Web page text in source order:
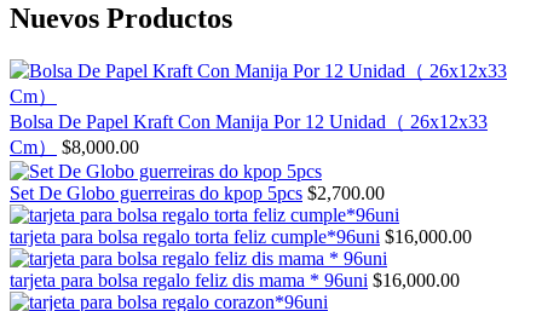
Nuevos Productos
Bolsa De Papel Kraft Con Manija Por 12 Unidad（ 26x12x33
Cm）
$8,000.00
Set De Globo guerreiras do kpop 5pcs $2,700.00
tarjeta para bolsa regalo torta feliz cumple*96uni $16,000.00
tarjeta para bolsa regalo feliz dis mama * 96uni $16,000.00